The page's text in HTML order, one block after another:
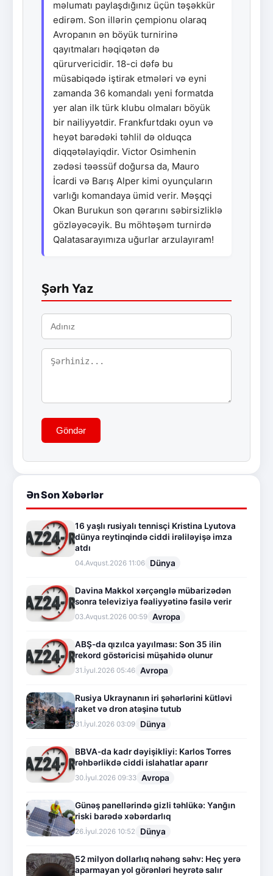
məlumatı paylaşdığınız üçün təşəkkür
edirəm. Son illərin çempionu olaraq
Avropanın ən böyük turnirinə
qayıtmaları həqiqətən də
qürurvericidir. 18-ci dəfə bu
müsabiqədə iştirak etmələri və eyni
zamanda 36 komandalı yeni formatda
yer alan ilk türk klubu olmaları böyük
bir nailiyyətdir. Frankfurtdakı oyun və
heyət barədəki təhlil də olduqca
diqqətəlayiqdir. Victor Osimhenin
zədəsi təəssüf doğursa da, Mauro
İcardi və Barış Alper kimi oyunçuların
varlığı komandaya ümid verir. Məşqçi
Okan Burukun son qərarını səbirsizliklə
gözləyəcəyik. Bu möhtəşəm turnirdə
Qalatasarayımıza uğurlar arzulayıram!
Şərh Yaz
Göndər
Ən Son Xəbərlər
16 yaşlı rusiyalı tennisçi Kristina Lyutova
dünya reytinqində ciddi irəliləyişə imza
atdı
04.Avqust.2026 11:06 Dünya
Davina Makkol xərçənglə mübarizədən
sonra televiziya fəaliyyətinə fasilə verir
03.Avqust.2026 00:59 Avropa
ABŞ-da qızılca yayılması: Son 35 ilin
rekord göstəricisi müşahidə olunur
31.İyul.2026 05:46 Avropa
Rusiya Ukraynanın iri şəhərlərini kütləvi
raket və dron atəşinə tutub
31.İyul.2026 03:09 Dünya
BBVA-da kadr dəyişikliyi: Karlos Torres
rəhbərlikdə ciddi islahatlar aparır
30.İyul.2026 09:33 Avropa
Günəş panellərində gizli təhlükə: Yanğın
riski barədə xəbərdarlıq
26.İyul.2026 10:52 Dünya
52 milyon dollarlıq nəhəng səhv: Heç yerə
aparmayan yol görənləri heyrətə salır